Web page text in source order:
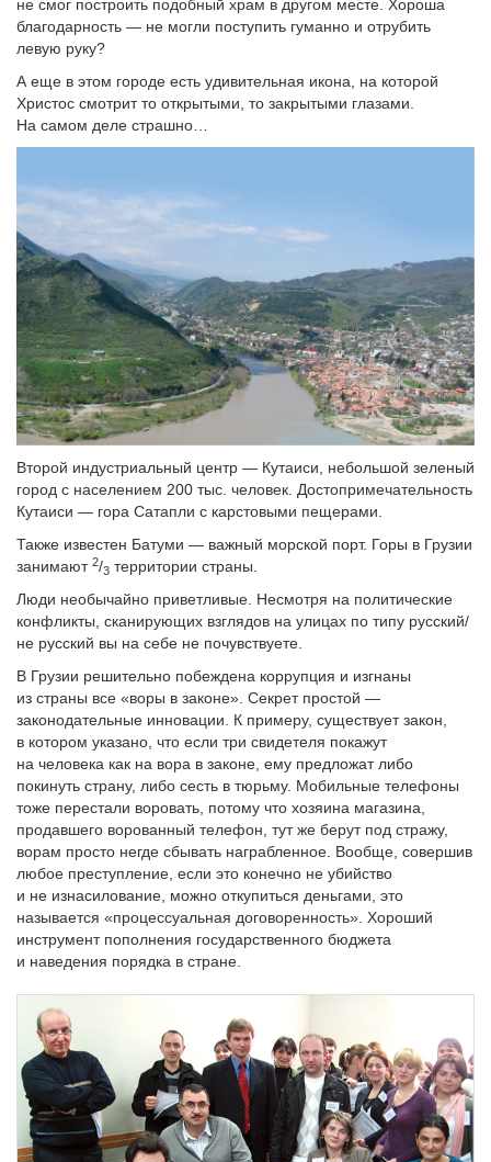
не смог построить подобный храм в другом месте. Хороша
благодарность — не могли поступить гуманно и отрубить
левую руку?
А еще в этом городе есть удивительная икона, на которой
Христос смотрит то открытыми, то закрытыми глазами.
На самом деле страшно…
Второй индустриальный центр — Кутаиси, небольшой зеленый
город с населением 200 тыс. человек. Достопримечательность
Кутаиси — гора Сатапли с карстовыми пещерами.
Также известен Батуми — важный морской порт. Горы в Грузии
занимают 2/3 территории страны.
Люди необычайно приветливые. Несмотря на политические
конфликты, сканирующих взглядов на улицах по типу русский/
не русский вы на себе не почувствуете.
В Грузии решительно побеждена коррупция и изгнаны
из страны все «воры в законе». Секрет простой —
законодательные инновации. К примеру, существует закон,
в котором указано, что если три свидетеля покажут
на человека как на вора в законе, ему предложат либо
покинуть страну, либо сесть в тюрьму. Мобильные телефоны
тоже перестали воровать, потому что хозяина магазина,
продавшего ворованный телефон, тут же берут под стражу,
ворам просто негде сбывать награбленное. Вообще, совершив
любое преступление, если это конечно не убийство
и не изнасилование, можно откупиться деньгами, это
называется «процессуальная договоренность». Хороший
инструмент пополнения государственного бюджета
и наведения порядка в стране.